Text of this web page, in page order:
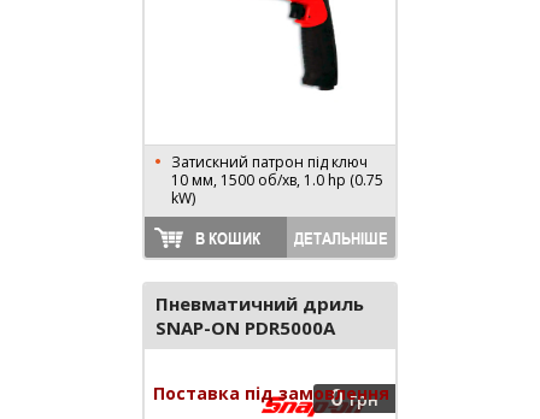
Затискний патрон під ключ
10 мм, 1500 об/хв, 1.0 hp (0.75
kW)
В КОШИК ДЕТАЛЬНІШЕ
Пневматичний дриль
SNAP-ON PDR5000A
0грн
Поставка під замовлення